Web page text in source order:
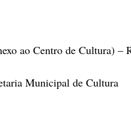
ao Centro de Cultura) –
Municipal de Cultura